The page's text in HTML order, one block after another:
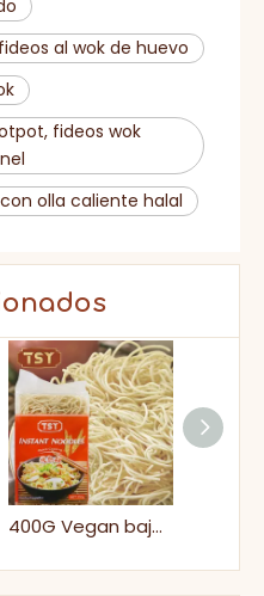
fideos al wok de huevo
fideos wok
olla caliente halal
400G Vegan bajo grasa seca seca sana halal fideos instantáneos